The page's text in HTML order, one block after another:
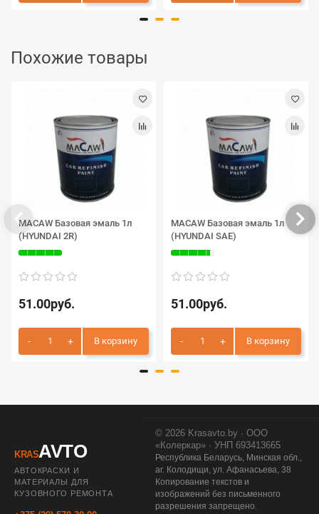
Похожие товары
MACAW Базовая эмаль 1л
(HYUNDAI 2R)
51.00руб.
В корзину
MACAW Базовая эмаль 1л
(HYUNDAI SAE)
51.00руб.
В корзину
KRASAVTO
АВТОКРАСКИ И
МАТЕРИАЛЫ ДЛЯ
КУЗОВНОГО РЕМОНТА
© 2026 Krasavto.by · ООО
«Колеркар» · УНП 693413665
Республика Беларусь, Минская обл.,
аг. Колодищи, ул. Афанасьева, 38
Копирование текстов и
изображений без письменного
разрешения запрещено.